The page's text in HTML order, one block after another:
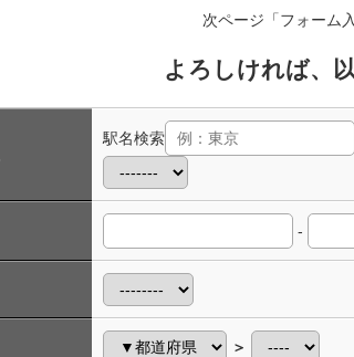
次ページ「フォーム
よろしければ、
駅名検索
-
＞